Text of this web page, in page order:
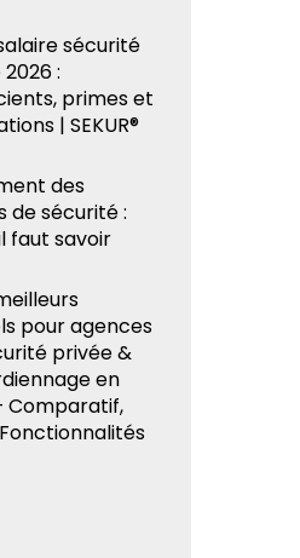
sécurité
:
primes et
| SEKUR®
des
de sécurité :
faut savoir
pour agences
privée &
en
Comparatif,